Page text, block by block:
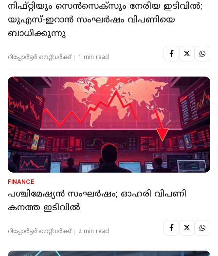
നിഫ്റ്റിയും സെന്‍സെക്‌സും നേരിയ ഇടിവില്‍;
യുഎസ്-ഇറാന്‍ സംഘര്‍ഷം വിപണിയെ
ബാധിക്കുന്നു
റിപ്പോർട്ടർ നെറ്റ്‌വര്‍ക്ക്‌ 1 min read
FINANCE
പശ്ചിമേഷ്യന്‍ സംഘര്‍ഷം; ഓഹരി വിപണി
കനത്ത ഇടിവില്‍
റിപ്പോർട്ടർ നെറ്റ്‌വര്‍ക്ക്‌ 2 min read